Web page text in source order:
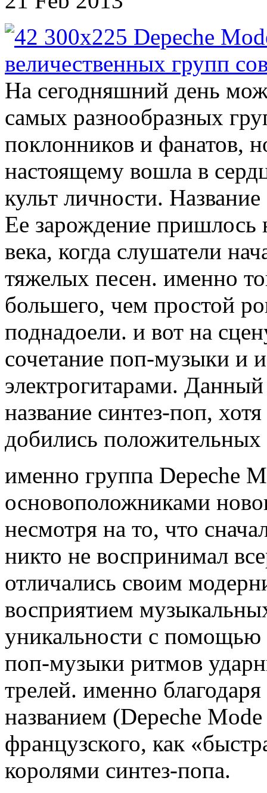
На сегодняшний день
самых разнообразных
поклонников и фанатов,
настоящему вошла в
культ личности.
Ее зарождение пришлось
века, когда слушатели
тяжелых песен. именно
большего, чем простой
поднадоели. и вот на
сочетание поп-музыки и
электрогитарами.
название синтез-поп,
добились положительных
именно группа Depeche
основоположниками
несмотря на то, что
никто не воспринимал
отличались своим
восприятием
уникальности с
поп-музыки ритмов
трелей. именно
названием (Depeche
французского, как
королями синтез-попа.